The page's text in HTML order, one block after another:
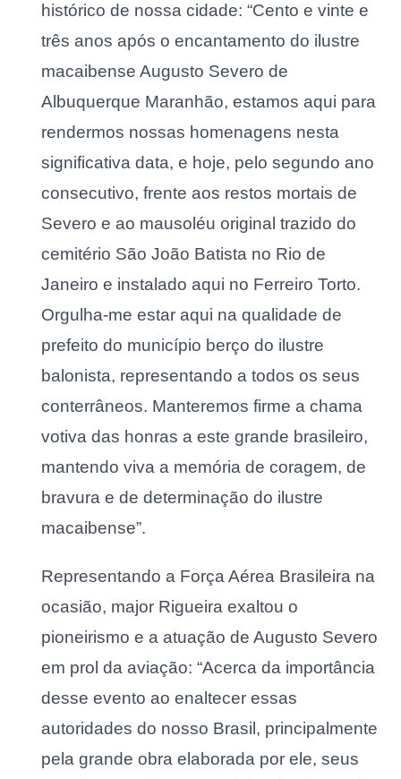
histórico de nossa cidade: “Cento e vinte e
três anos após o encantamento do ilustre
macaibense Augusto Severo de
Albuquerque Maranhão, estamos aqui para
rendermos nossas homenagens nesta
significativa data, e hoje, pelo segundo ano
consecutivo, frente aos restos mortais de
Severo e ao mausoléu original trazido do
cemitério São João Batista no Rio de
Janeiro e instalado aqui no Ferreiro Torto.
Orgulha-me estar aqui na qualidade de
prefeito do município berço do ilustre
balonista, representando a todos os seus
conterrâneos. Manteremos firme a chama
votiva das honras a este grande brasileiro,
mantendo viva a memória de coragem, de
bravura e de determinação do ilustre
macaibense”.
Representando a Força Aérea Brasileira na
ocasião, major Rigueira exaltou o
pioneirismo e a atuação de Augusto Severo
em prol da aviação: “Acerca da importância
desse evento ao enaltecer essas
autoridades do nosso Brasil, principalmente
pela grande obra elaborada por ele, seus